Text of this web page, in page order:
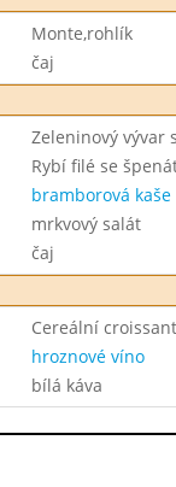
Monte,rohlík
čaj
Zeleninový vývar
Rybí filé se
bramborová kaše
mrkvový salát
čaj
Cereální croissant
hroznové víno
bílá káva